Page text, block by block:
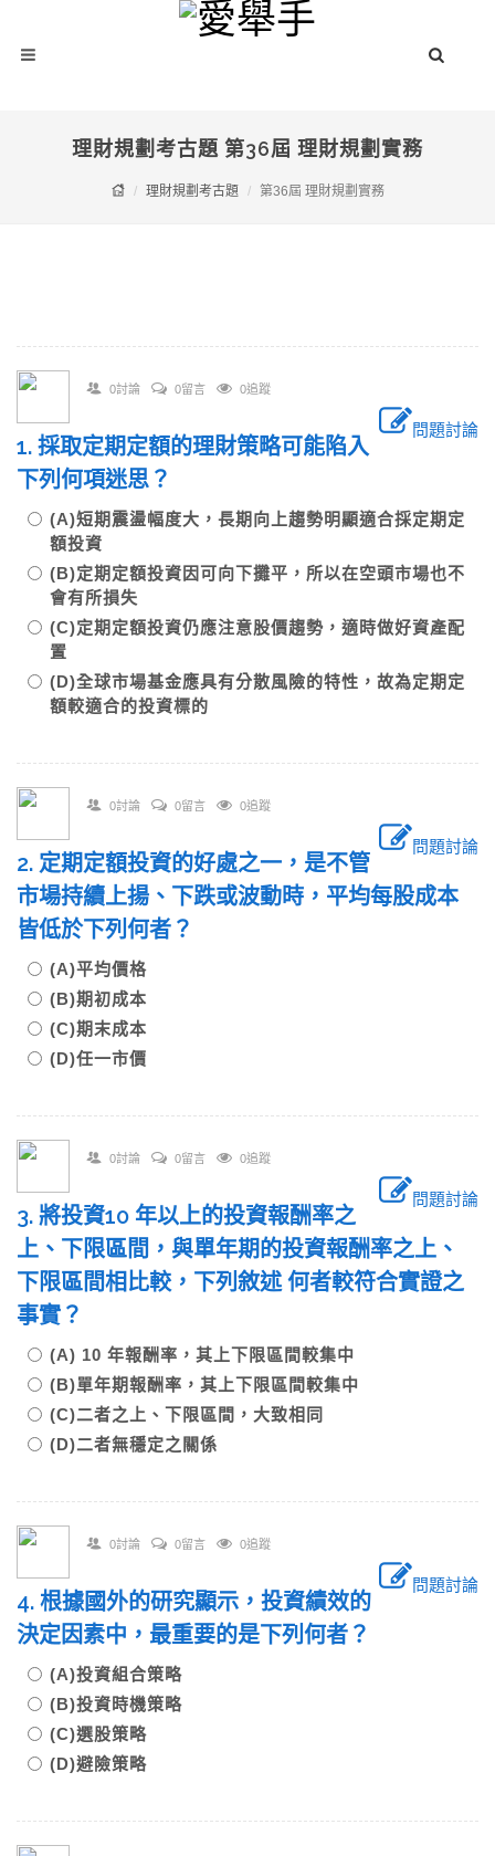
理財規劃考古題 第36屆 理財規劃實務
理財規劃考古題 第36屆 理財規劃實務
0討論 0留言 0追蹤
問題討論
1. 採取定期定額的理財策略可能陷入
下列何項迷思？
(A)短期震盪幅度大，長期向上趨勢明顯適合採定期定
額投資
(B)定期定額投資因可向下攤平，所以在空頭市場也不
會有所損失
(C)定期定額投資仍應注意股價趨勢，適時做好資產配
置
(D)全球市場基金應具有分散風險的特性，故為定期定
額較適合的投資標的
0討論 0留言 0追蹤
問題討論
2. 定期定額投資的好處之一，是不管
市場持續上揚、下跌或波動時，平均每股成本
皆低於下列何者？
(A)平均價格
(B)期初成本
(C)期末成本
(D)任一市價
0討論 0留言 0追蹤
問題討論
3. 將投資10 年以上的投資報酬率之
上、下限區間，與單年期的投資報酬率之上、
下限區間相比較，下列敘述 何者較符合實證之
事實？
(A) 10 年報酬率，其上下限區間較集中
(B)單年期報酬率，其上下限區間較集中
(C)二者之上、下限區間，大致相同
(D)二者無穩定之關係
0討論 0留言 0追蹤
問題討論
4. 根據國外的研究顯示，投資績效的
決定因素中，最重要的是下列何者？
(A)投資組合策略
(B)投資時機策略
(C)選股策略
(D)避險策略